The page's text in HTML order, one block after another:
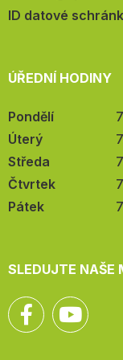
mail:
ID datové
ÚŘEDNÍ HODINY
Pondělí
Úterý
Středa
Čtvrtek
Pátek
SLEDUJTE NAŠE